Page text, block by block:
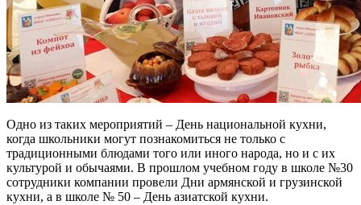
Одно из таких мероприятий – День национальной кухни,
когда школьники могут познакомиться не только с
традиционными блюдами того или иного народа, но и с их
культурой и обычаями. В прошлом учебном году в школе №30
сотрудники компании провели Дни армянской и грузинской
кухни, а в школе № 50 – День азиатской кухни.